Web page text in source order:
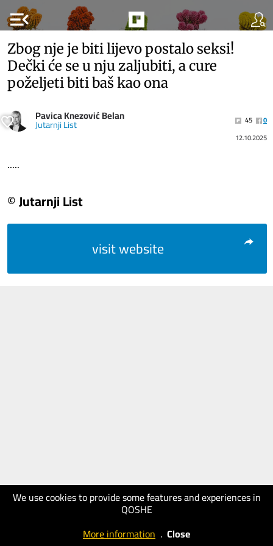
menu_open
We use cookies to provide some features and experiences in
QOSHE
More information . Close
Zbog nje je biti lijevo postalo seksi!
Dečki će se u nju zaljubiti, a cure
poželjeti biti baš kao ona
Pavica Knezović Belan
Jutarnji List 45
0
12.10.2025
.....
© Jutarnji List
visit website